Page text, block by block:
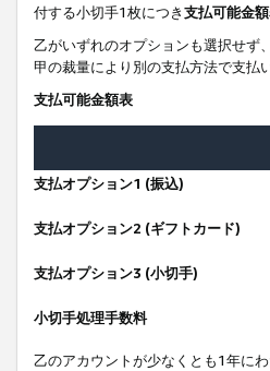
付する小切手1枚につき支払可能金
乙がいずれのオプションも選択せず
甲の裁量により別の支払方法で支払
支払可能金額表
支払オプション1 (振込)
支払オプション2 (ギフトカード)
支払オプション3 (小切手)
小切手処理手数料
乙のアカウントが少なくとも1年に